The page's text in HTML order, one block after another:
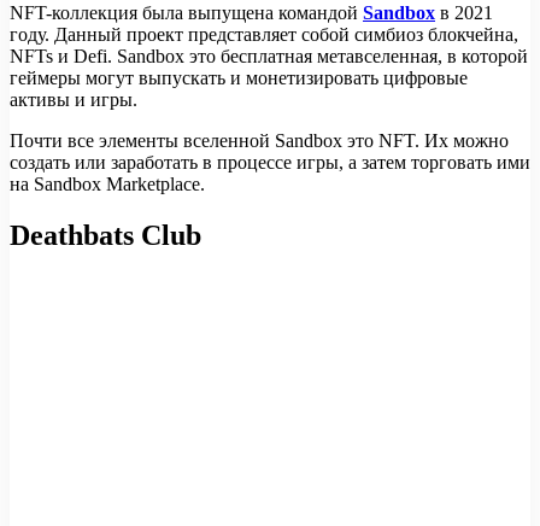
NFT-коллекция была выпущена командой Sandbox в 2021
году. Данный проект представляет собой симбиоз блокчейна,
NFTs и Defi. Sandbox это бесплатная метавселенная, в которой
геймеры могут выпускать и монетизировать цифровые
активы и игры.
Почти все элементы вселенной Sandbox это NFT. Их можно
создать или заработать в процессе игры, а затем торговать ими
на Sandbox Marketplace.
Deathbats Club